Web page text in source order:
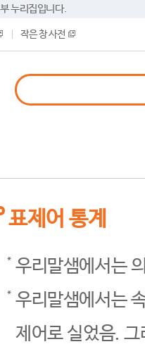
누리집입니다.
작은 창 사전
표제어 통계
우리말샘에서는
우리말샘에서는
제어로 실었음.